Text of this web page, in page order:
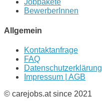
Jobpakete
BewerberInnen
Allgemein
Kontaktanfrage
FAQ
Datenschutzerklärung
Impressum | AGB
© carejobs.at since 2021